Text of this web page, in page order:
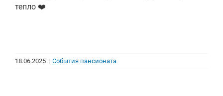
тепло ❤️
18.06.2025 | События пансионата